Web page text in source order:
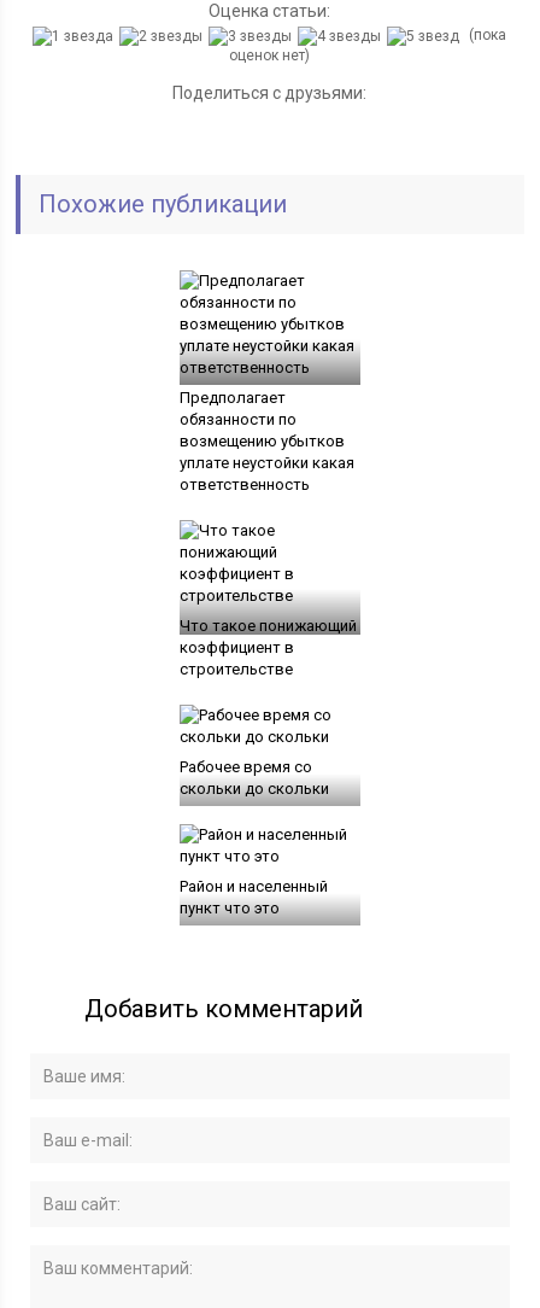
Оценка статьи:
(пока
оценок нет)
Поделиться с друзьями:
Похожие публикации
Предполагает
обязанности по
возмещению убытков
уплате неустойки какая
ответственность
Что такое понижающий
коэффициент в
строительстве
Рабочее время со
скольки до скольки
Район и населенный
пункт что это
Добавить комментарий